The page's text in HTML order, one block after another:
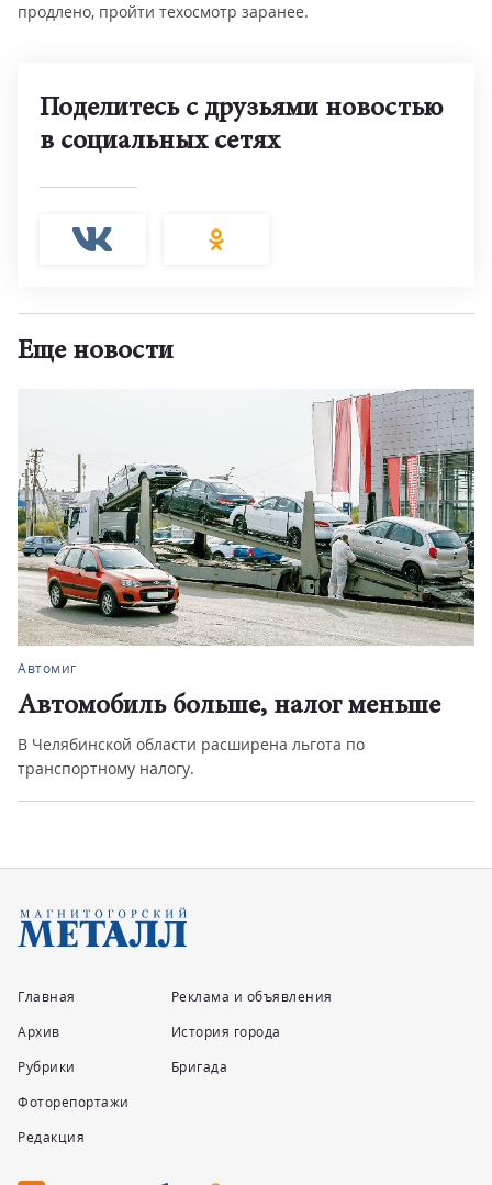
продлено, пройти техосмотр заранее.
Поделитесь с друзьями новостью
в социальных сетях
Еще новости
Автомиг
Автомобиль больше, налог меньше
В Челябинской области расширена льгота по
транспортному налогу.
Главная
Архив
Рубрики
Фоторепортажи
Редакция
Реклама и объявления
История города
Бригада